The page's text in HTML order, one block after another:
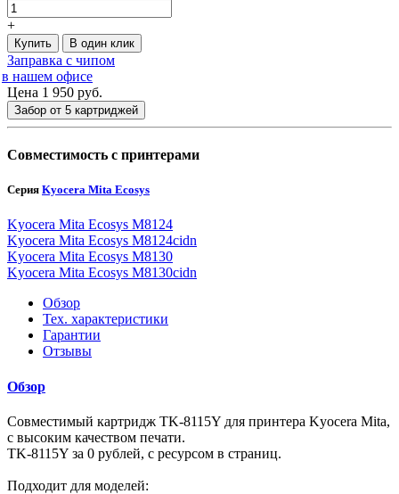
+
Купить В один клик
Заправка с чипом
в нашем офисе
Цена 1 950 руб.
Забор от 5 картриджей
Совместимость с принтерами
Серия Kyocera Mita Ecosys
Kyocera Mita Ecosys M8124
Kyocera Mita Ecosys M8124cidn
Kyocera Mita Ecosys M8130
Kyocera Mita Ecosys M8130cidn
Обзор
Тех. характеристики
Гарантии
Отзывы
Обзор
Совместимый картридж TK-8115Y для принтера Kyocera Mita,
с высоким качеством печати.
TK-8115Y за 0 рублей, с ресурсом в страниц.
Подходит для моделей: